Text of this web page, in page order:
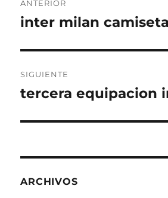
de
ANTERIOR
Entrada
inter milan camiseta
SIGUIENTE
Entrada
tercera equipacion
ARCHIVOS